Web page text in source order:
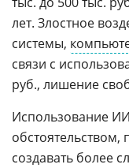
лет. Злостное
системы,
связи с
руб., лишение
Использование
обстоятельством,
создавать более